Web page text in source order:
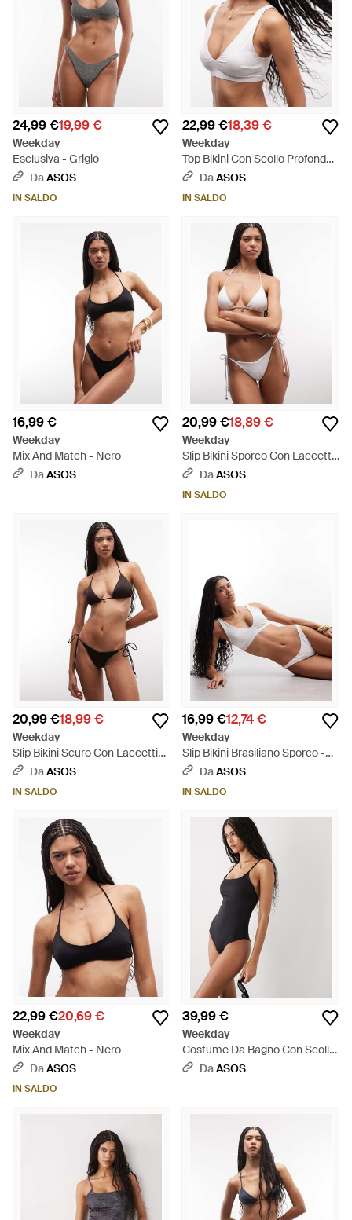
24,99 €19,99 €
Weekday
Esclusiva - Grigio
DaASOS
IN SALDO
22,99 €18,39 €
Weekday
Top Bikini Con Scollo Profondo
Sporco - Bianco
DaASOS
IN SALDO
16,99 €
Weekday
Mix And Match - Nero
DaASOS
20,99 €18,89 €
Weekday
Slip Bikini Sporco Con Laccetti
Laterali Con Charm - Bianco
DaASOS
IN SALDO
20,99 €18,99 €
Weekday
Slip Bikini Scuro Con Laccetti
Laterali Con Charm - Marrone
DaASOS
IN SALDO
16,99 €12,74 €
Weekday
Slip Bikini Brasiliano Sporco -
Bianco
DaASOS
IN SALDO
22,99 €20,69 €
Weekday
Mix And Match - Nero
DaASOS
IN SALDO
39,99 €
Weekday
Costume Da Bagno Con Scollo
Squadrato E Schiena Scoperta
DaASOS